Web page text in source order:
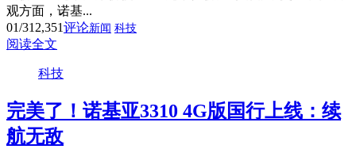
观方面，诺基...
01/31 2,351评论新闻 科技
阅读全文
科技
完美了！诺基亚3310 4G版国行上线：续
航无敌